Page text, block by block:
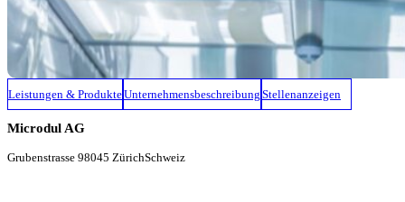
Leistungen & ProdukteUnternehmensbeschreibung Stellenanzeigen
Microdul AG
Grubenstrasse 98045 ZürichSchweiz